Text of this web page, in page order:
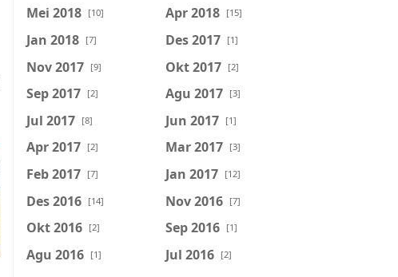
Mei 2018 [10] Apr 2018 [15]
Jan 2018 [7] Des 2017 [1]
Nov 2017 [9] Okt 2017 [2]
Sep 2017 [2] Agu 2017 [3]
Jul 2017 [8] Jun 2017 [1]
Apr 2017 [2] Mar 2017 [3]
Feb 2017 [7] Jan 2017 [12]
Des 2016 [14] Nov 2016 [7]
Okt 2016 [2] Sep 2016 [1]
Agu 2016 [1] Jul 2016 [2]